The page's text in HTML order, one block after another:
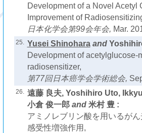
Development of a Novel Acetyl
Improvement of
日本化学会第99会年会, Mar.
25. Yusei Shinoharaand
Development of
radiosensitizer,
第77回日本癌学会学術総会,
26. 遠藤 良夫, Yoshihiro Uto,
小倉 俊一郎and 米村 豊 :
アミノレブリン酸を用いるが
感受性増強作用,